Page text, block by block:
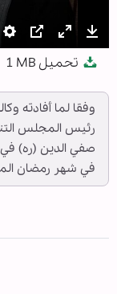
Settings
PIP Enter
تحميل 1 MB
وفقا لما أفادته
رئيس المجلس
صفي الدين (ره) في
في شهر رمضان